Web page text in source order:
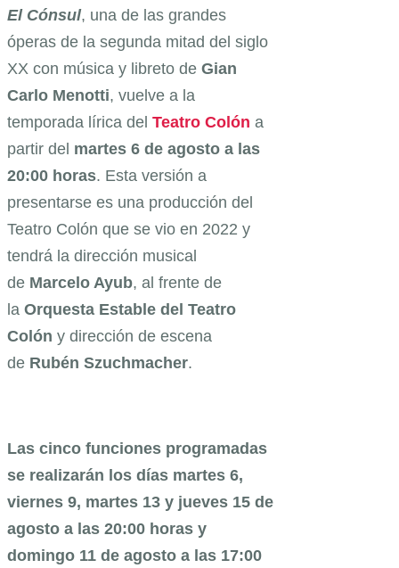
El Cónsul, una de las grandes
óperas de la segunda mitad del siglo
XX con música y libreto de Gian
Carlo Menotti, vuelve a la
temporada lírica del Teatro Colón a
partir del martes 6 de agosto a las
20:00 horas. Esta versión a
presentarse es una producción del
Teatro Colón que se vio en 2022 y
tendrá la dirección musical
de Marcelo Ayub, al frente de
la Orquesta Estable del Teatro
Colón y dirección de escena
de Rubén Szuchmacher.
Las cinco funciones programadas
se realizarán los días martes 6,
viernes 9, martes 13 y jueves 15 de
agosto a las 20:00 horas y
domingo 11 de agosto a las 17:00